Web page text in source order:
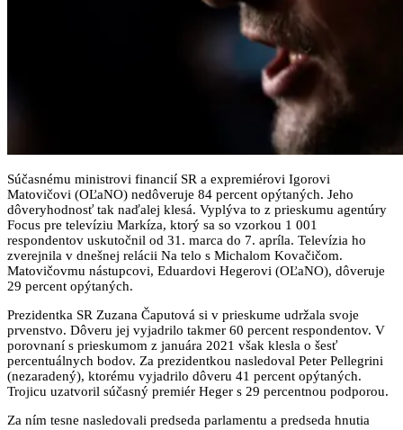
Súčasnému ministrovi financií SR a expremiérovi Igorovi
Matovičovi (OĽaNO) nedôveruje 84 percent opýtaných. Jeho
dôveryhodnosť tak naďalej klesá. Vyplýva to z prieskumu agentúry
Focus pre televíziu Markíza, ktorý sa so vzorkou 1 001
respondentov uskutočnil od 31. marca do 7. apríla. Televízia ho
zverejnila v dnešnej relácii Na telo s Michalom Kovačičom.
Matovičovmu nástupcovi, Eduardovi Hegerovi (OĽaNO), dôveruje
29 percent opýtaných.
Prezidentka SR Zuzana Čaputová si v prieskume udržala svoje
prvenstvo. Dôveru jej vyjadrilo takmer 60 percent respondentov. V
porovnaní s prieskumom z januára 2021 však klesla o šesť
percentuálnych bodov. Za prezidentkou nasledoval Peter Pellegrini
(nezaradený), ktorému vyjadrilo dôveru 41 percent opýtaných.
Trojicu uzatvoril súčasný premiér Heger s 29 percentnou podporou.
Za ním tesne nasledovali predseda parlamentu a predseda hnutia